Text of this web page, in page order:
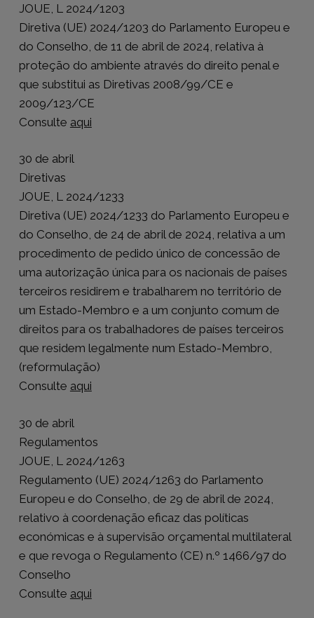
JOUE, L 2024/1203
Diretiva (UE) 2024/1203 do Parlamento Europeu e
do Conselho, de 11 de abril de 2024, relativa à
proteção do ambiente através do direito penal e
que substitui as Diretivas 2008/99/CE e
2009/123/CE
Consulte aqui
30 de abril
Diretivas
JOUE, L 2024/1233
Diretiva (UE) 2024/1233 do Parlamento Europeu e
do Conselho, de 24 de abril de 2024, relativa a um
procedimento de pedido único de concessão de
uma autorização única para os nacionais de países
terceiros residirem e trabalharem no território de
um Estado-Membro e a um conjunto comum de
direitos para os trabalhadores de países terceiros
que residem legalmente num Estado-Membro,
(reformulação)
Consulte aqui
30 de abril
Regulamentos
JOUE, L 2024/1263
Regulamento (UE) 2024/1263 do Parlamento
Europeu e do Conselho, de 29 de abril de 2024,
relativo à coordenação eficaz das políticas
económicas e à supervisão orçamental multilateral
e que revoga o Regulamento (CE) n.º 1466/97 do
Conselho
Consulte aqui